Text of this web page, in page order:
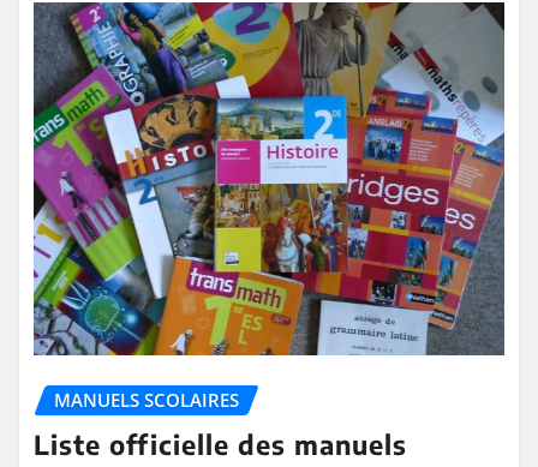
MANUELS SCOLAIRES
Liste officielle des manuels